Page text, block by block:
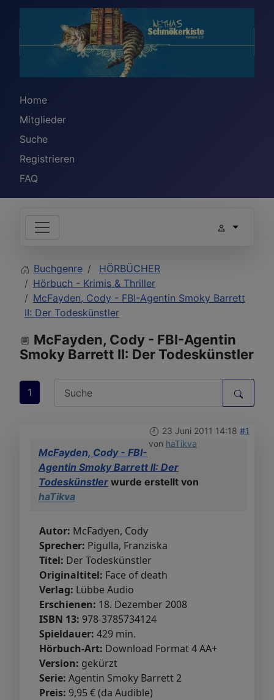
Home
Mitglieder
Suche
Registrieren
FAQ
Buchgenre
HÖRBÜCHER
Hörbuch - Krimis & Thriller
McFayden, Cody - FBI-Agentin Smoky Barrett
II: Der Todeskünstler
McFayden, Cody - FBI-Agentin
Smoky Barrett II: Der Todeskünstler
1
23 Juni 2011 14:18 #1
von haTikva
McFayden, Cody - FBI-
Agentin Smoky Barrett II: Der
Todeskünstler wurde erstellt von
haTikva
Autor: McFadyen, Cody
Sprecher: Pigulla, Franziska
Titel: Der Todeskünstler
Originaltitel: Face of death
Verlag: Lübbe Audio
Erschienen: 18. Dezember 2008
ISBN 13: 978-3785734124
Spieldauer: 429 min.
Hörbuch-Art: Download Format 4 AA+
Version: gekürzt
Serie: Agentin Smoky Barrett 2
Preis: 9,95 € (da Audible)